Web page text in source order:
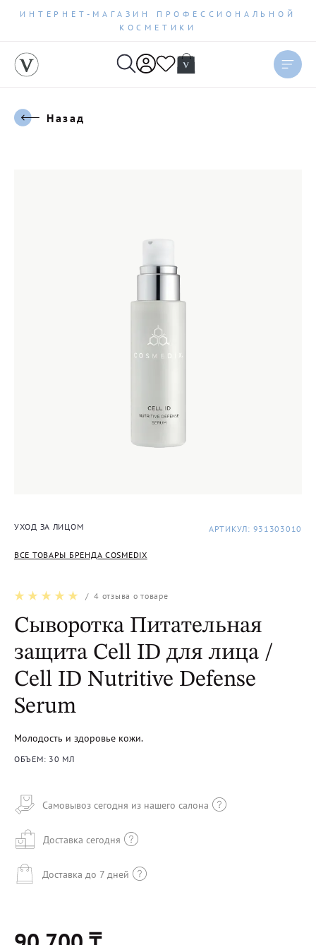
ИНТЕРНЕТ-МАГАЗИН ПРОФЕССИОНАЛЬНОЙ
КОСМЕТИКИ
Назад
УХОД ЗА ЛИЦОМ
ВСЕ ТОВАРЫ БРЕНДА COSMEDIX
АРТИКУЛ: 931303010
/4 отзыва о товаре
Сыворотка Питательная
защита Cell ID для лица /
Cell ID Nutritive Defense
Serum
Молодость и здоровье кожи.
ОБЪЕМ: 30 МЛ
Самовывоз сегодня из нашего салона
Доставка сегодня
Доставка до 7 дней